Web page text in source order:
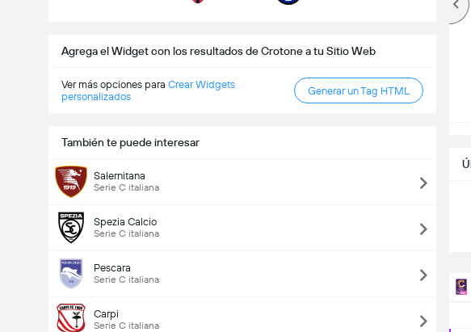
Agrega el Widget con los resultados de Crotone a tu Sitio Web
Ver más opciones para Crear Widgets
personalizados
Generar un Tag HTML
También te puede interesar
Salernitana
Serie C italiana
Spezia Calcio
Serie C italiana
Pescara
Serie C italiana
Carpi
Serie C italiana